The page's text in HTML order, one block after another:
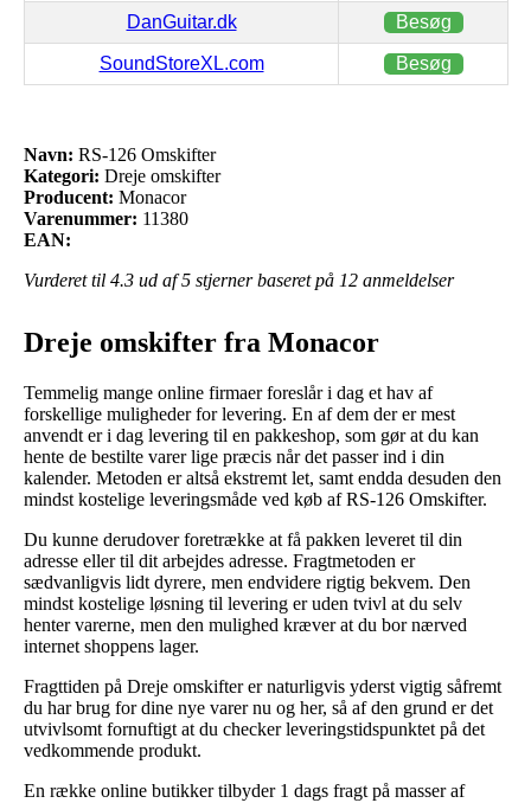
DanGuitar.dk Besøg
SoundStoreXL.com Besøg
Navn: RS-126 Omskifter
Kategori: Dreje omskifter
Producent: Monacor
Varenummer: 11380
EAN:
Vurderet til 4.3 ud af 5 stjerner baseret på 12 anmeldelser
Dreje omskifter fra Monacor
Temmelig mange online firmaer foreslår i dag et hav af
forskellige muligheder for levering. En af dem der er mest
anvendt er i dag levering til en pakkeshop, som gør at du kan
hente de bestilte varer lige præcis når det passer ind i din
kalender. Metoden er altså ekstremt let, samt endda desuden den
mindst kostelige leveringsmåde ved køb af RS-126 Omskifter.
Du kunne derudover foretrække at få pakken leveret til din
adresse eller til dit arbejdes adresse. Fragtmetoden er
sædvanligvis lidt dyrere, men endvidere rigtig bekvem. Den
mindst kostelige løsning til levering er uden tvivl at du selv
henter varerne, men den mulighed kræver at du bor nærved
internet shoppens lager.
Fragttiden på Dreje omskifter er naturligvis yderst vigtig såfremt
du har brug for dine nye varer nu og her, så af den grund er det
utvivlsomt fornuftigt at du checker leveringstidspunktet på det
vedkommende produkt.
En række online butikker tilbyder 1 dags fragt på masser af